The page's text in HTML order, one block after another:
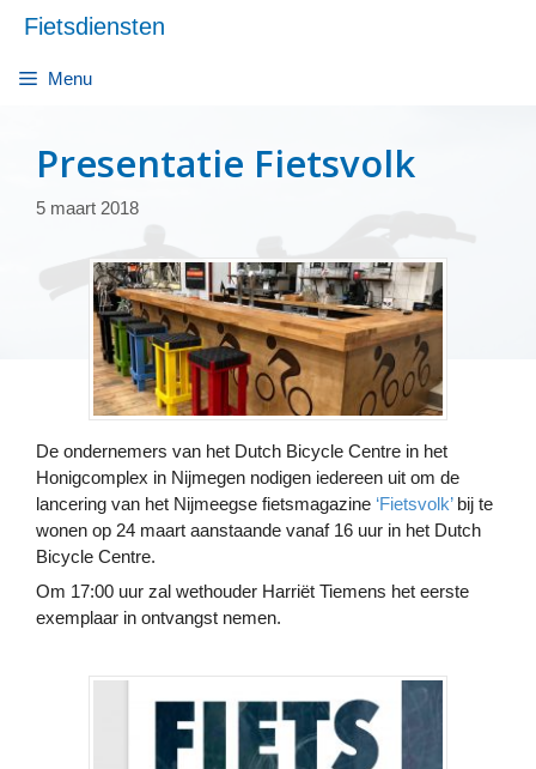
naar
inhoud
Fietsdiensten
Menu
Presentatie Fietsvolk
5 maart 2018
De ondernemers van het Dutch Bicycle Centre in het
Honigcomplex in Nijmegen nodigen iedereen uit om de
lancering van het Nijmeegse fietsmagazine ‘Fietsvolk’bij te
wonen op 24 maart aanstaande vanaf 16 uur in het Dutch
Bicycle Centre.
Om 17:00 uur zal wethouder Harriët Tiemens het eerste
exemplaar in ontvangst nemen.